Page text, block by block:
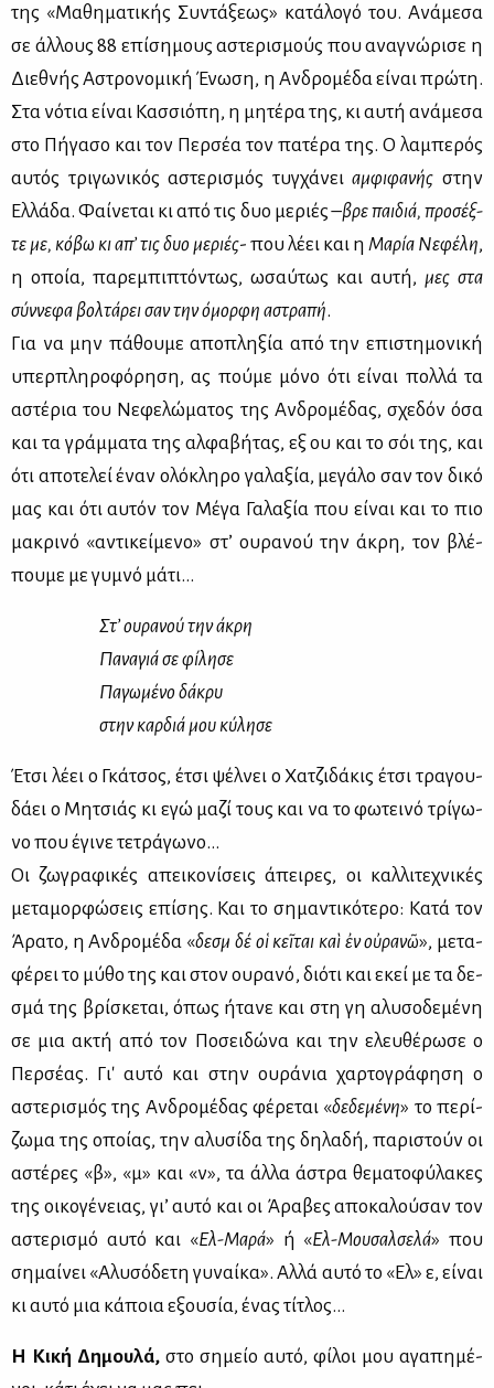
της «Μα­θη­μα­τι­κής Συ­ντά­ξε­ως» κα­τά­λο­γό του. Ανά­με­σα
σε άλ­λους 88 επί­ση­μους αστε­ρι­σμούς που ανα­γνώ­ρι­σε η
Διε­θνής Αστρο­νο­μι­κή Ένω­ση, η Αν­δρο­μέ­δα εί­ναι πρώ­τη.
Στα νό­τια εί­ναι Κασ­σιό­πη, η μη­τέ­ρα της, κι αυ­τή ανά­με­σα
στο Πή­γα­σο και τον Περ­σέα τον πα­τέ­ρα της. Ο λα­μπε­ρός
αυ­τός τρι­γω­νι­κός αστε­ρι­σμός τυγ­χά­νειαμ­φι­φα­νής στην
Ελ­λά­δα. Φαί­νε­ται κι από τις δυο με­ριές –βρε παι­διά, προ­σέξ­
τε με, κό­βω κι απ’ τις δυο με­ριές- που λέ­ει και η Μα­ρία Νε­φέ­λη,
η οποία, πα­ρε­μπι­πτό­ντως, ωσαύ­τως και αυ­τή, μες στα
σύν­νε­φα βολ­τά­ρει σαν την όμορ­φη αστρα­πή.
Για να μην πά­θου­με απο­πλη­ξία από την επι­στη­μο­νι­κή
υπερ­πλη­ρο­φό­ρη­ση, ας πού­με μό­νο ότι εί­ναι πολ­λά τα
αστέ­ρια του Νε­φε­λώ­μα­τος της Αν­δρο­μέ­δας, σχε­δόν όσα
και τα γράμ­μα­τα της αλ­φα­βή­τας, εξ ου και το σόι της, και
ότι απο­τε­λεί έναν ολό­κλη­ρο γα­λα­ξία, με­γά­λο σαν τον δι­κό
μας και ότι αυ­τόν τον Μέ­γα Γα­λα­ξία που εί­ναι και το πιο
μα­κρι­νό «αντι­κεί­με­νο» στ’ ου­ρα­νού την άκρη, τον βλέ­
που­με με γυ­μνό μά­τι…
Στ’ ου­ρα­νού την άκρη
Πα­να­γιά σε φί­λη­σε
Πα­γω­μέ­νο δά­κρυ
στην καρ­διά μου κύ­λη­σε
Έτσι λέ­ει ο Γκά­τσος, έτσι ψέλ­νει ο Χα­τζι­δά­κις έτσι τρα­γου­
δά­ει ο Μη­τσιάς κι εγώ μα­ζί τους και να το φω­τει­νό τρί­γω­
νο που έγι­νε τε­τρά­γω­νο…
Οι ζω­γρα­φι­κές απει­κο­νί­σεις άπει­ρες, οι καλ­λι­τε­χνι­κές
με­τα­μορ­φώ­σεις επί­σης. Και το ση­μα­ντι­κό­τε­ρο: Κα­τά τον
Άρα­το, η Αν­δρο­μέ­δα «δε­σμὰ δέ οἱ κεῖται καὶ ἐν οὐρανῶ», με­τα­
φέ­ρει το μύ­θο της και στον ου­ρα­νό, διό­τι και εκεί με τα δε­
σμά της βρί­σκε­ται, όπως ήτα­νε και στη γη αλυ­σο­δε­μέ­νη
σε μια ακτή από τον Πο­σει­δώ­να και την ελευ­θέ­ρω­σε ο
Περ­σέ­ας. Γι' αυ­τό και στην ου­ρά­νια χαρ­το­γρά­φη­ση ο
αστε­ρι­σμός της Αν­δρο­μέ­δας φέ­ρε­ται «δε­δε­μέ­νη» το πε­ρί­
ζω­μα της οποί­ας, την αλυ­σί­δα της δη­λα­δή, πα­ρι­στούν οι
αστέ­ρες «β», «μ» και «ν», τα άλ­λα άστρα θε­μα­το­φύ­λα­κες
της οι­κο­γέ­νειας, γι’ αυ­τό και οι Άρα­βες απο­κα­λού­σαν τον
αστε­ρι­σμό αυ­τό και «Ελ-Μα­ρά» ή «Ελ-Μου­σαλ­σε­λά» που
ση­μαί­νει «Αλυ­σό­δε­τη γυ­ναί­κα». Αλ­λά αυ­τό το «Ελ» ε, εί­ναι
κι αυ­τό μια κά­ποια εξου­σία, ένας τί­τλος…
Η Κι­κή Δη­μου­λά, στο ση­μείο αυ­τό, φί­λοι μου αγα­πη­μέ­